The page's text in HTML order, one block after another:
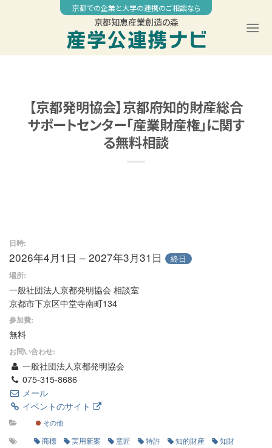
京都での企業と大学の連携のご相談なら
京都知恵産業創造の森
【京都発明協会】京都府知的財産総合
サポートセンター「産業財産権」に関す
る無料相談
日時:
2026年4月1日 – 2027年3月31日 終日
場所:
一般社団法人京都発明協会 相談室
京都市下京区中堂寺南町134
参加費:
無料
お問い合わせ:
一般社団法人京都発明協会
075-315-8686
メール
イベントのサイト
その他
商標 実用新案 意匠 特許 知的財産
知財